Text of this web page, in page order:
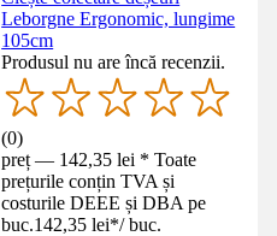
Leborgne Ergonomic, lungime
105cm
Produsul nu are încă recenzii.
(0)
preț — 142,35 lei * Toate
prețurile conțin TVA și
costurile DEEE și DBA pe
buc.142,35 lei*/ buc.